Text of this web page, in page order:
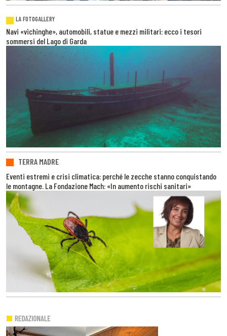
LA FOTOGALLERY
Navi «vichinghe», automobili, statue e mezzi militari: ecco i tesori
sommersi del Lago di Garda
TERRA MADRE
Eventi estremi e crisi climatica: perché le zecche stanno conquistando
le montagne. La Fondazione Mach: «In aumento rischi sanitari»